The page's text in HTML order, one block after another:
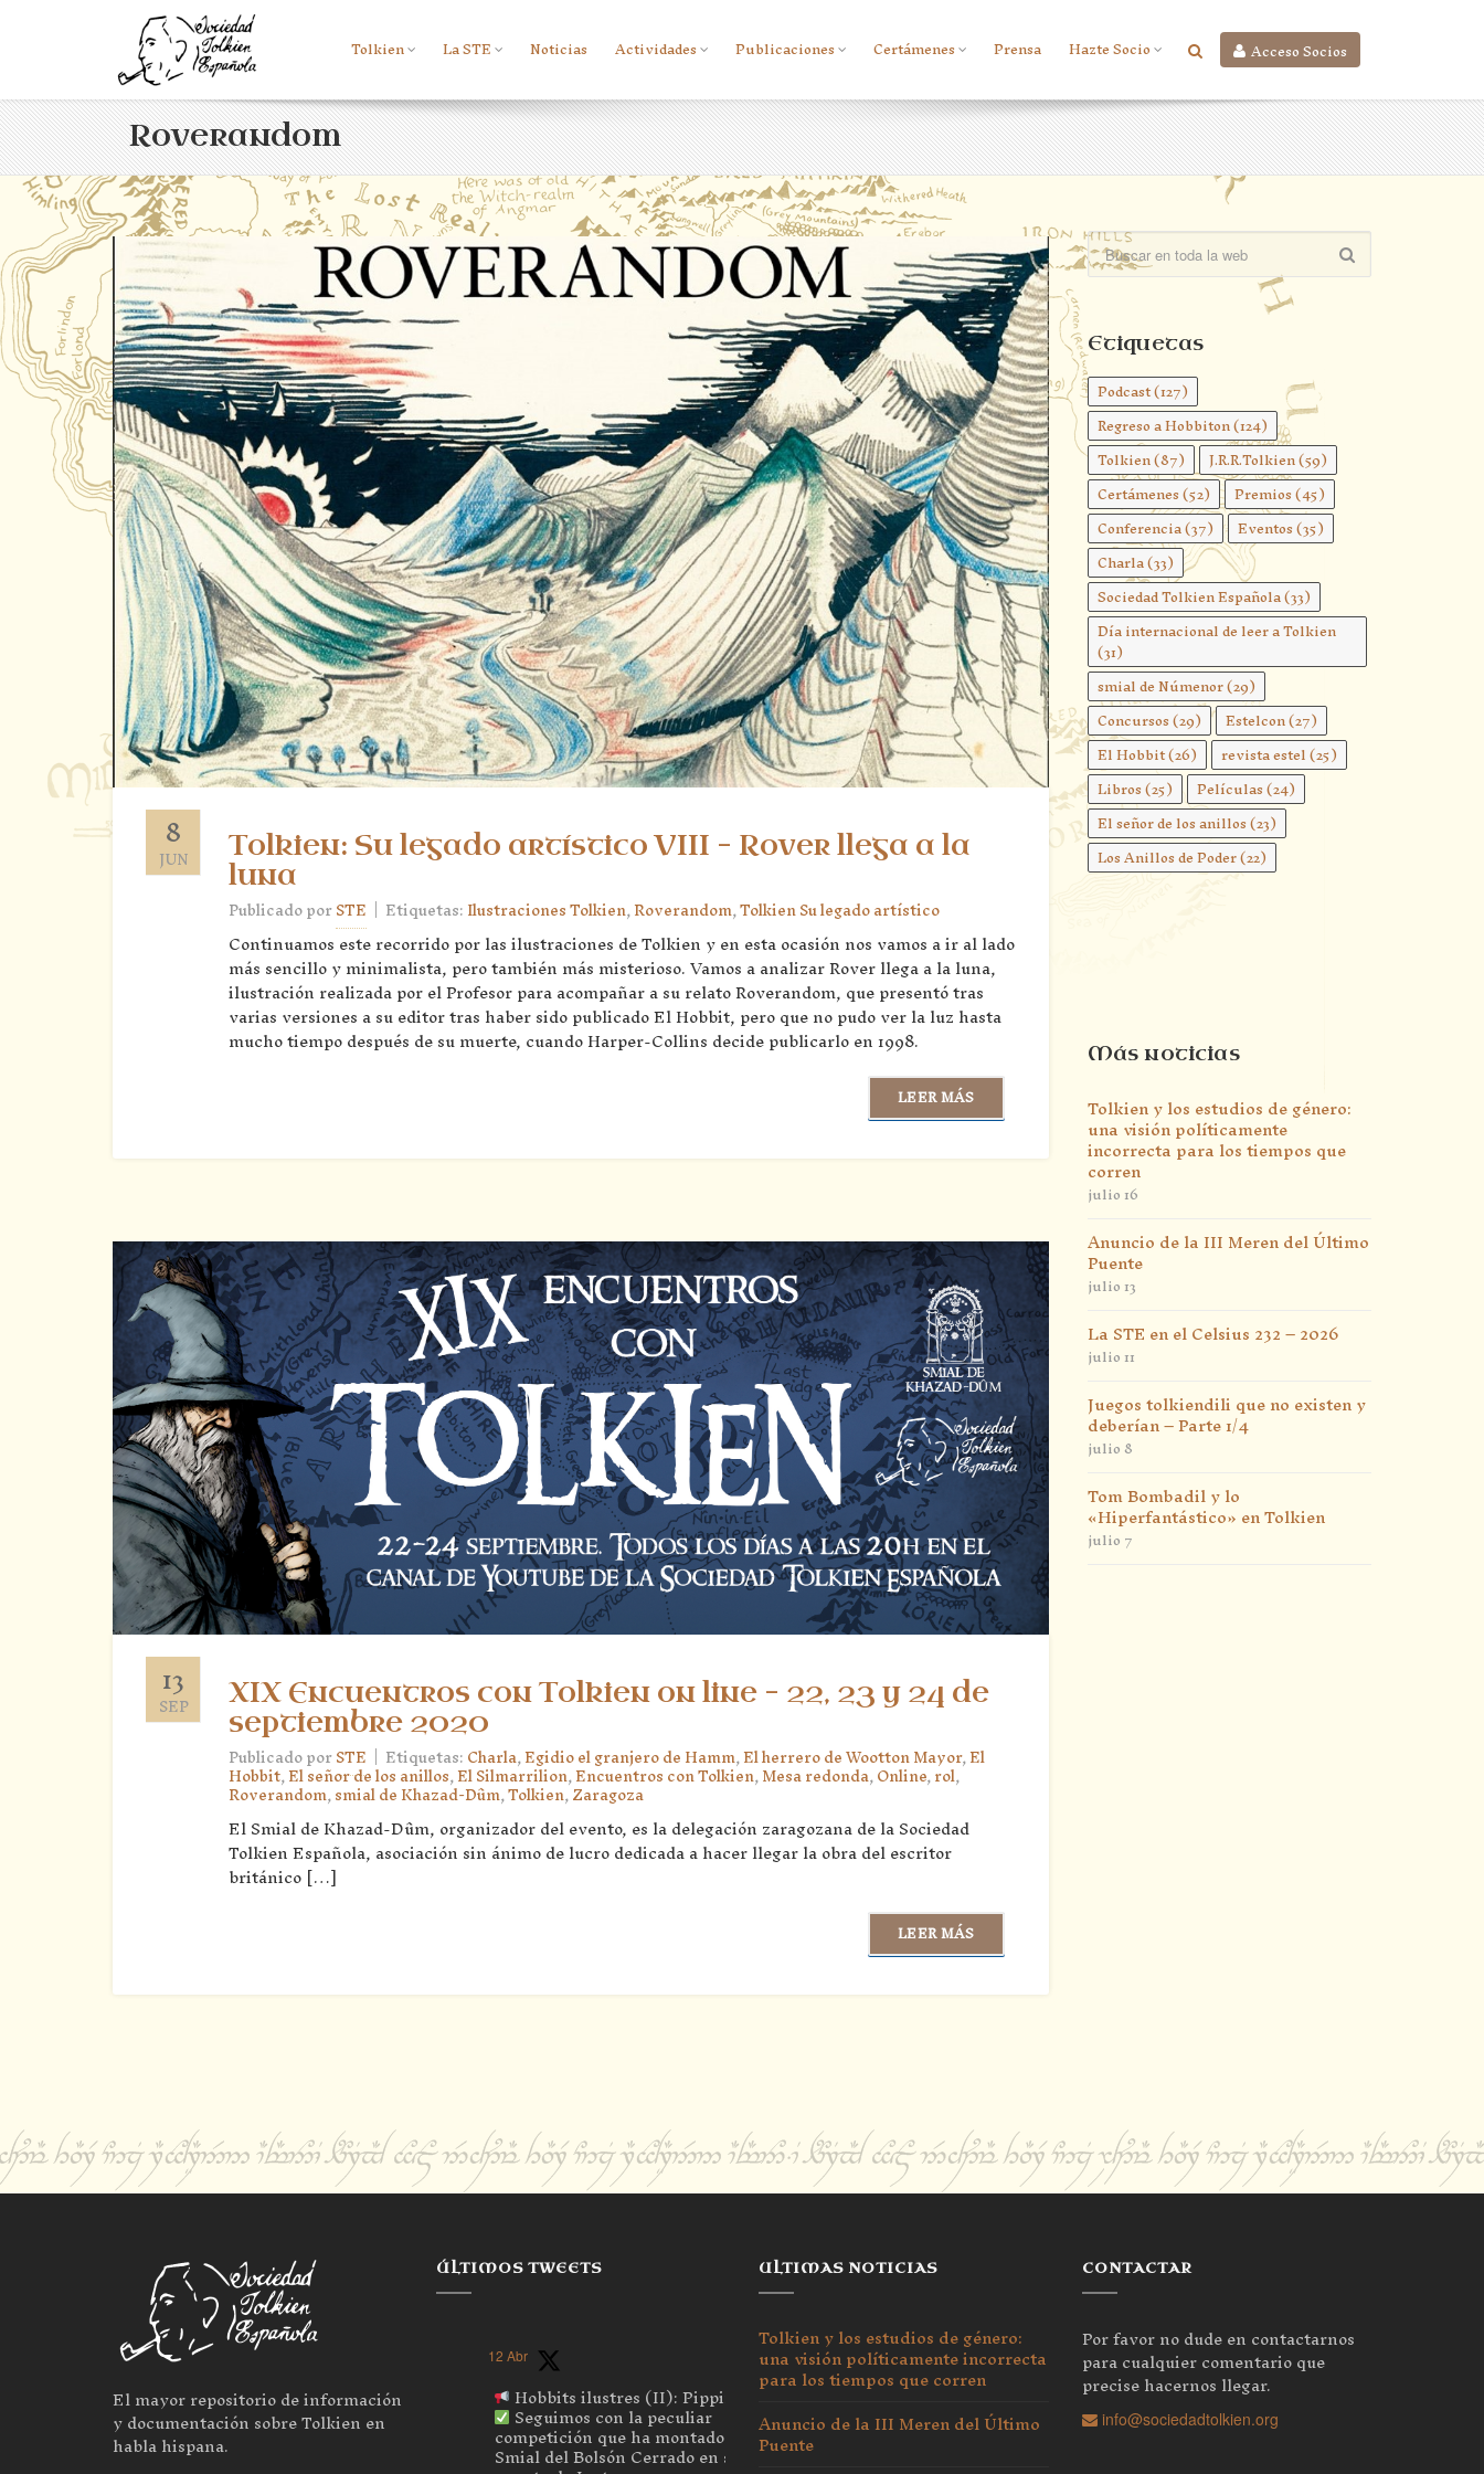
Acceso Socios
Tolkien La STE Noticias Actividades Publicaciones Certámenes Prensa Hazte Socio
Roverandom
8
JUN
Tolkien: Su legado artístico VIII – Rover llega a la
luna
Publicado porSTE | Etiquetas:Ilustraciones Tolkien,Roverandom,Tolkien Su legado artístico
Continuamos este recorrido por las ilustraciones de Tolkien y en esta ocasión nos vamos a ir al lado
más sencillo y minimalista, pero también más misterioso. Vamos a analizar Rover llega a la luna,
ilustración realizada por el Profesor para acompañar a su relato Roverandom, que presentó tras
varias versiones a su editor tras haber sido publicado El Hobbit, pero que no pudo ver la luz hasta
mucho tiempo después de su muerte, cuando Harper-Collins decide publicarlo en 1998.
LEER MÁS
13
SEP
XIX Encuentros con Tolkien on line – 22, 23 y 24 de
septiembre 2020
Publicado porSTE | Etiquetas:Charla,Egidio el granjero de Hamm,El herrero de Wootton Mayor,El
Hobbit,El señor de los anillos,El Silmarrilion,Encuentros con Tolkien,Mesa redonda,Online,rol,
Roverandom,smial de Khazad-Dûm,Tolkien,Zaragoza
El Smial de Khazad-Dûm, organizador del evento, es la delegación zaragozana de la Sociedad
Tolkien Española, asociación sin ánimo de lucro dedicada a hacer llegar la obra del escritor
británico […]
LEER MÁS
Etiquetas
Podcast(127)
Regreso a Hobbiton(124)
Tolkien(87) J.R.R.Tolkien(59)
Certámenes(52) Premios(45)
Conferencia(37) Eventos(35)
Charla(33)
Sociedad Tolkien Española(33)
Día internacional de leer a Tolkien
(31)
smial de Númenor(29)
Concursos(29) Estelcon(27)
El Hobbit(26) revista estel(25)
Libros(25) Películas(24)
El señor de los anillos(23)
Los Anillos de Poder(22)
Más noticias
Tolkien y los estudios de género:
una visión políticamente
incorrecta para los tiempos que
corren
julio 16
Anuncio de la III Meren del Último
Puente
julio 13
La STE en el Celsius 232 – 2026
julio 11
Juegos tolkiendili que no existen y
deberían – Parte 1/4
julio 8
Tom Bombadil y lo
«Hiperfantástico» en Tolkien
julio 7
El mayor repositorio de información
y documentación sobre Tolkien en
habla hispana.
ÚLTIMOS TWEETS
12 Abr
Hobbits ilustres (II): Pippin
Seguimos con la peculiar
competición que ha montado el
Smial del Bolsón Cerrado en su
ULTIMAS NOTICIAS
Tolkien y los estudios de género:
una visión políticamente incorrecta
para los tiempos que corren
Anuncio de la III Meren del Último
Puente
CONTACTAR
Por favor no dude en contactarnos
para cualquier comentario que
precise hacernos llegar.
info@sociedadtolkien.org